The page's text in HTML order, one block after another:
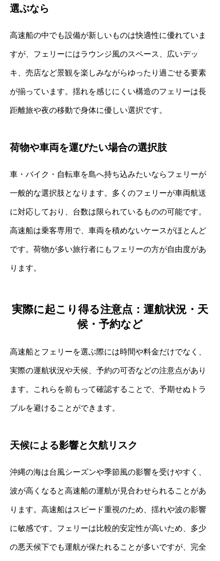
選ぶなら
高速船の中でも設備が新しいものは快適性に優れていま
すが、フェリーにはラウンジ風のスペース、広いデッ
キ、売店など景観を楽しみながらゆったり過ごせる要素
が揃っています。揺れを感じにくい構造のフェリーは長
距離旅や夜の移動で身体に優しい選択です。
荷物や車両を運びたい場合の選択肢
車・バイク・自転車を島へ持ち込みたいならフェリーが
一般的な選択肢となります。多くのフェリーが車両航送
に対応しており、台数は限られているものの可能です。
高速船は乗客専用で、車両を積めないケースがほとんど
です。荷物が多い旅行者にもフェリーの方が自由度があ
ります。
実際に起こり得る注意点：運航状況・天
候・予約など
高速船とフェリーを選ぶ際には時間や料金だけでなく、
実際の運航状況や天候、予約の可否などの注意点があり
ます。これらを前もって確認することで、予期せぬトラ
ブルを避けることができます。
天候による影響と欠航リスク
沖縄の海は台風シーズンや季節風の影響を受けやすく、
波が高くなると高速船の運航が見合わせられることがあ
ります。高速船はスピード重視のため、揺れや波の影響
に敏感です。フェリーは比較的安定性が高いため、多少
の悪天候下でも運航が保たれることが多いですが、完全